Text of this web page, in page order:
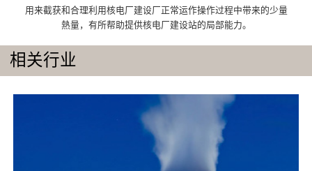
用来截获和合理利用核电厂建设厂正常运作操作过程中带来的少量
熱量，有所帮助提供核电厂建设站的局部能力。
相关行业